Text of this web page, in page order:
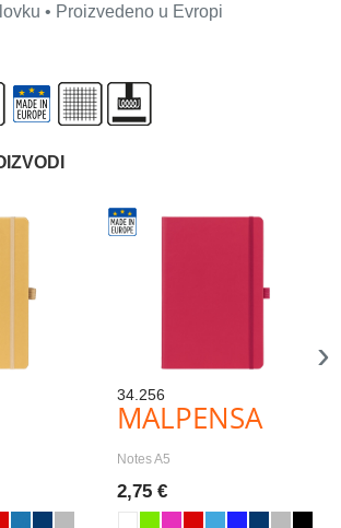
• Proizvedeno u Evropi
34.256
MALPENSA
Notes A5
2,75 €
›